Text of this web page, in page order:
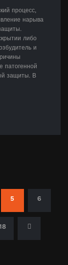
процесс,
нарыва
либо
и
патогенной
защиты. В
5 6